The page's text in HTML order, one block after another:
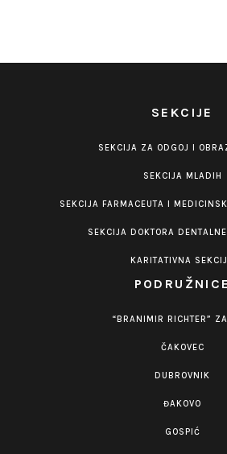
SEKCIJE
SEKCIJA ZA ODGOJ I
SEKCIJA MLADIH
SEKCIJA FARMACEUTA I
SEKCIJA DOKTORA
KARITATIVNA
PODRUŽNICE
“BRANIMIR RICHTER”
ČAKOVEC
DUBROVNIK
ĐAKOVO
GOSPIĆ